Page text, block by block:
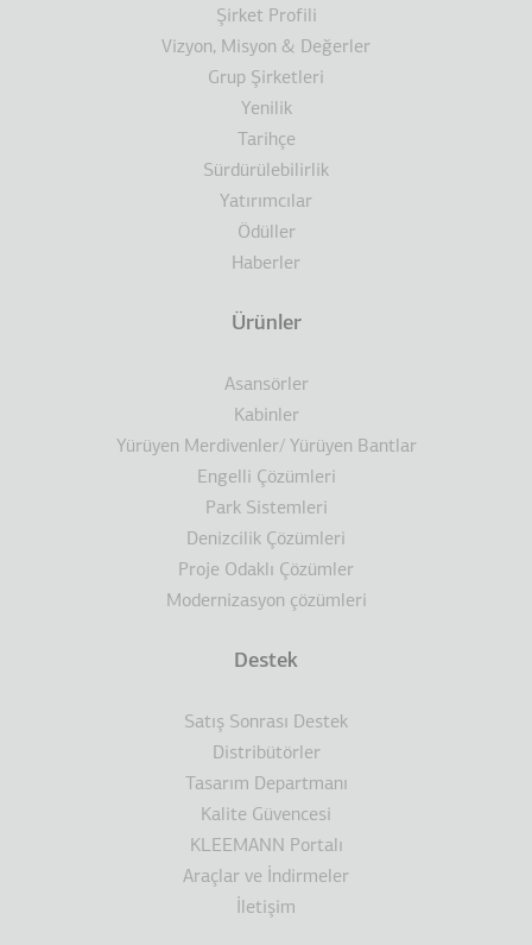
Şirket Profili
Vizyon, Misyon & Değerler
Grup Şirketleri
Yenilik
Tarihçe
Sürdürülebilirlik
Yatırımcılar
Ödüller
Haberler
Ürünler
Asansörler
Kabinler
Yürüyen Merdivenler/ Yürüyen Bantlar
Engelli Çözümleri
Park Sistemleri
Denizcilik Çözümleri
Proje Odaklı Çözümler
Modernizasyon çözümleri
Destek
Satış Sonrası Destek
Distribütörler
Tasarım Departmanı
Kalite Güvencesi
KLEEMANN Portalı
Araçlar ve İndirmeler
İletişim